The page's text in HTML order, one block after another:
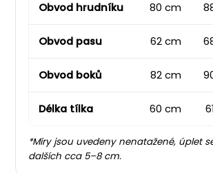
Obvod hrudníku 80 cm
Obvod pasu 62 cm
Obvod boků 82 cm
Délka tílka 60 cm
*Míry jsou uvedeny nenatažené, úplet
dalších cca 5–8 cm.